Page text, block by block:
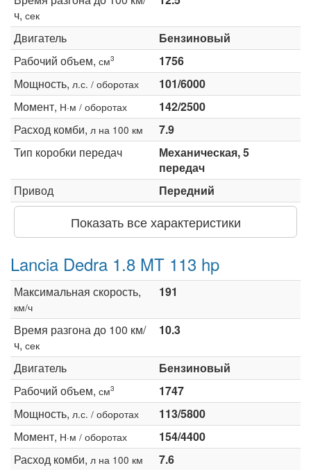
ч, сек
Двигатель
Бензиновый
Рабочий объем, см3
1756
Мощность, л.с. / оборотах
101/6000
Момент, Н·м / оборотах
142/2500
Расход комби, л на 100 км
7.9
Тип коробки передач
Механическая, 5
передач
Привод
Передний
Показать все характеристики
Lancia Dedra 1.8 MT 113 hp
Максимальная скорость,
км/ч
191
Время разгона до 100 км/
ч, сек
10.3
Двигатель
Бензиновый
Рабочий объем, см3
1747
Мощность, л.с. / оборотах
113/5800
Момент, Н·м / оборотах
154/4400
Расход комби, л на 100 км 7.6